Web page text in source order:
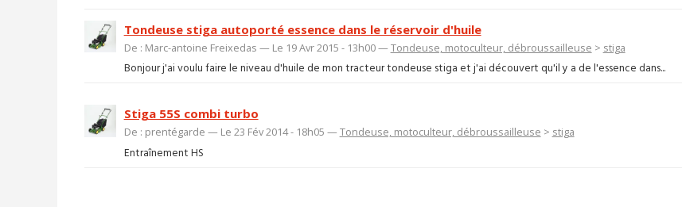
Tondeuse stiga autoporté essence dans le réservoir d'huile
De : Marc-antoine Freixedas — Le 19 Avr 2015 - 13h00 —Tondeuse, motoculteur, débroussailleuse > stiga
Bonjour j'ai voulu faire le niveau d'huile de mon tracteur tondeuse stiga et j'ai découvert qu'il y a de l'essence dans...
Stiga 55S combi turbo
De : prentégarde — Le 23 Fév 2014 - 18h05 —Tondeuse, motoculteur, débroussailleuse > stiga
Entraînement HS